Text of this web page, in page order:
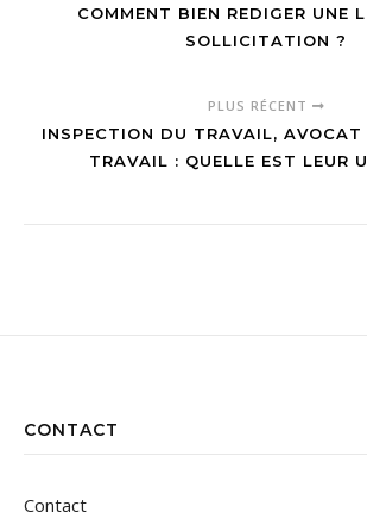
COMMENT BIEN REDIGER UNE
SOLLICITATION ?
PLUS RÉCENT
INSPECTION DU TRAVAIL, AVOCAT
TRAVAIL : QUELLE EST LEUR
CONTACT
Contact